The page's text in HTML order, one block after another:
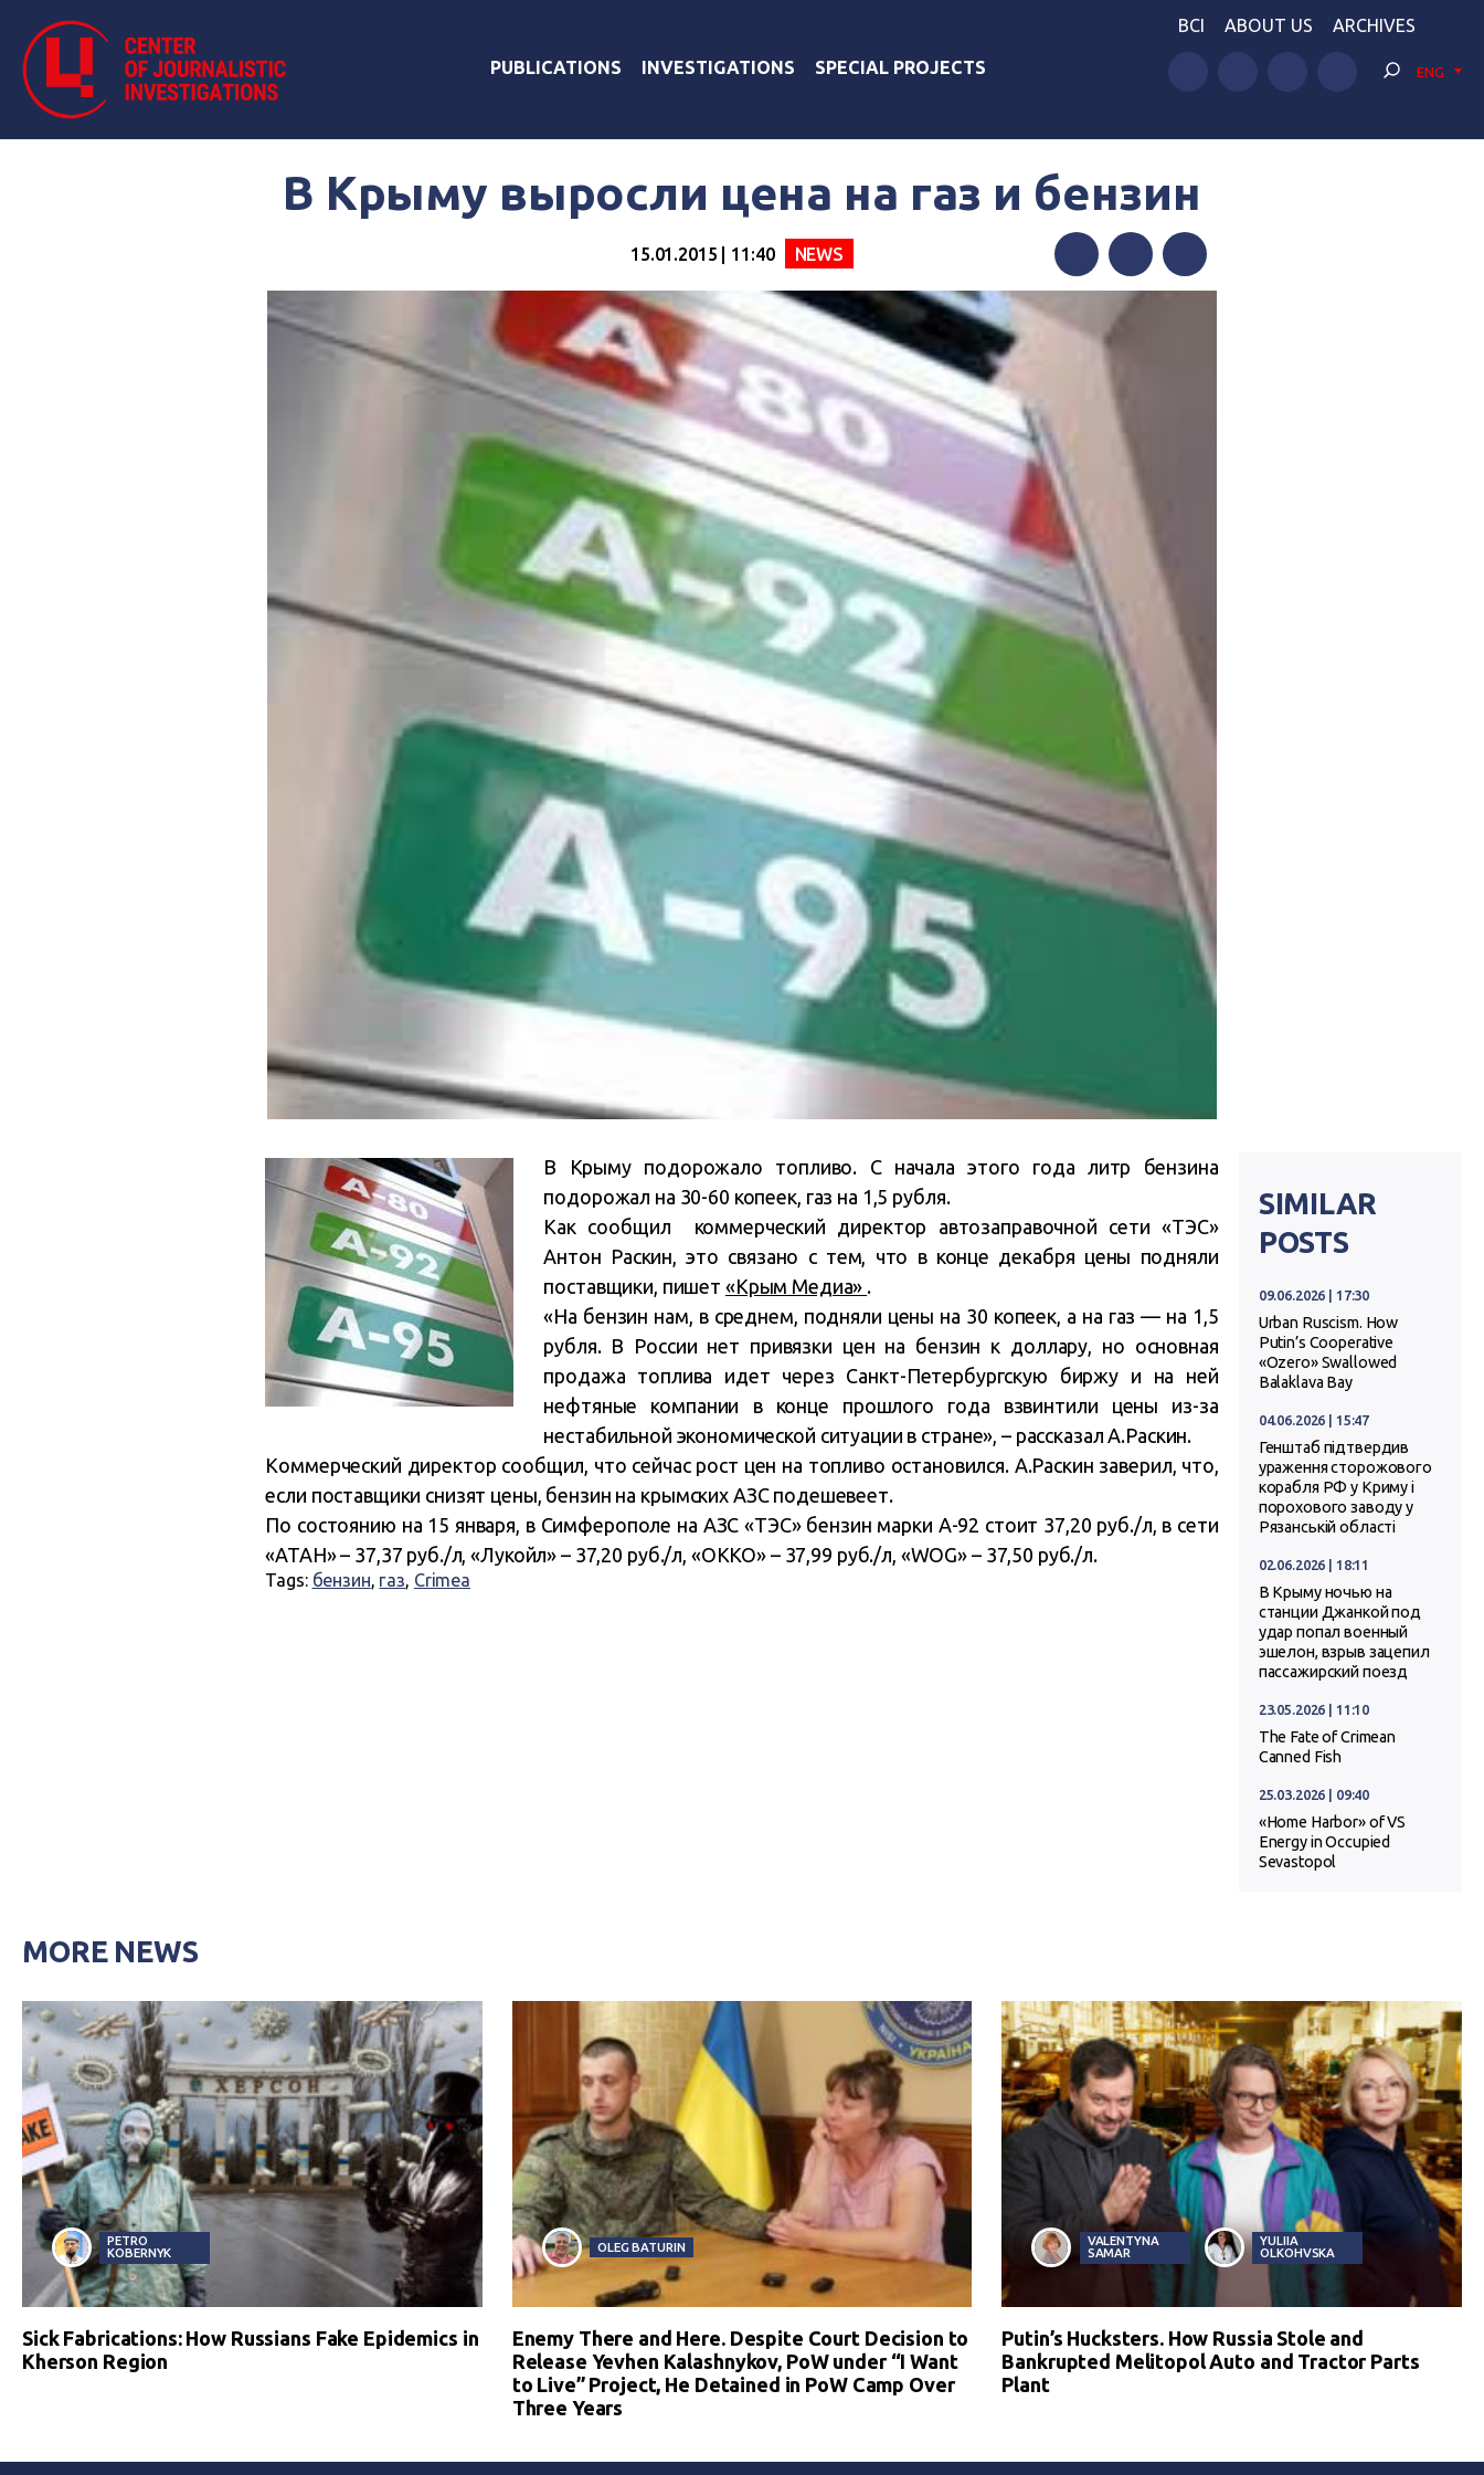
PUBLICATIONS INVESTIGATIONS SPECIAL PROJECTS
BCI ABOUT US ARCHIVES
ENG
В Крыму выросли цена на газ и бензин
15.01.2015 | 11:40 NEWS
FacebookTwitter
В Крыму подорожало топливо. С начала этого года литр бензина
подорожал на 30-60 копеек, газ на 1,5 рубля.
Как сообщил коммерческий директор автозаправочной сети «ТЭС»
Антон Раскин, это связано с тем, что в конце декабря цены подняли
поставщики, пишет «Крым Медиа» .
«На бензин нам, в среднем, подняли цены на 30 копеек, а на газ — на 1,5
рубля. В России нет привязки цен на бензин к доллару, но основная
продажа топлива идет через Санкт-Петербургскую биржу и на ней
нефтяные компании в конце прошлого года взвинтили цены из-за
нестабильной экономической ситуации в стране», – рассказал А.Раскин.
Коммерческий директор сообщил, что сейчас рост цен на топливо остановился. А.Раскин заверил, что,
если поставщики снизят цены, бензин на крымских АЗС подешевеет.
По состоянию на 15 января, в Симферополе на АЗС «ТЭС» бензин марки А-92 стоит 37,20 руб./л, в сети
«АТАН» – 37,37 руб./л, «Лукойл» – 37,20 руб./л, «ОККО» – 37,99 руб./л, «WOG» – 37,50 руб./л.
Tags: бензин, газ, Crimea
SIMILAR
POSTS
09.06.2026 | 17:30
Urban Ruscism. How
Putin’s Cooperative
«Ozero» Swallowed
Balaklava Bay
04.06.2026 | 15:47
Генштаб підтвердив
ураження сторожового
корабля РФ у Криму і
порохового заводу у
Рязанській області
02.06.2026 | 18:11
В Крыму ночью на
станции Джанкой под
удар попал военный
эшелон, взрыв зацепил
пассажирский поезд
23.05.2026 | 11:10
The Fate of Crimean
Canned Fish
25.03.2026 | 09:40
«Home Harbor» of VS
Energy in Occupied
Sevastopol
MORE NEWS
PETRO
KOBERNYK
Sick Fabrications: How Russians Fake Epidemics in
Kherson Region
OLEG BATURIN
Enemy There and Here. Despite Court Decision to
Release Yevhen Kalashnykov, PoW under “I Want
to Live” Project, He Detained in PoW Camp Over
Three Years
VALENTYNA
SAMAR
YULIIA
OLKOHVSKA
Putin’s Hucksters. How Russia Stole and
Bankrupted Melitopol Auto and Tractor Parts
Plant